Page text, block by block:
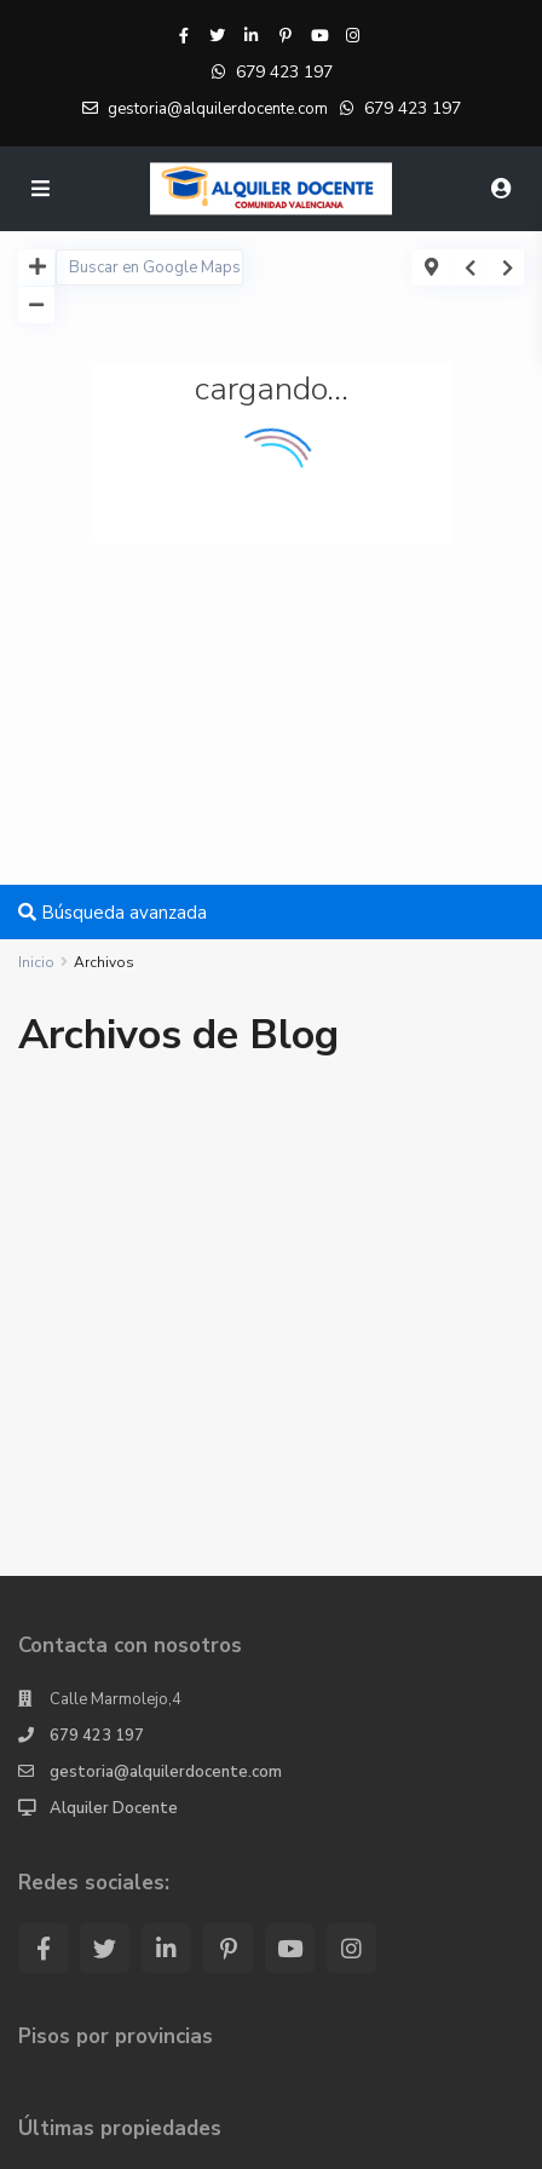
679 423 197
gestoria@alquilerdocente.com 679 423 197
cargando...
Búsqueda avanzada
Inicio Archivos
Archivos de Blog
Contacta con nosotros
Calle Marmolejo,4
679 423 197
gestoria@alquilerdocente.com
Alquiler Docente
Redes sociales:
Pisos por provincias
Últimas propiedades